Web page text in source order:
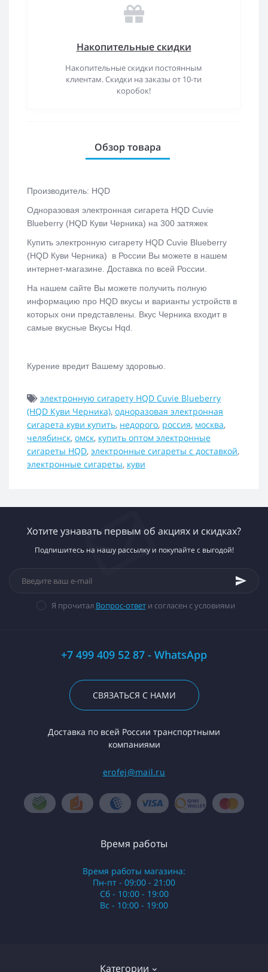
Накопительные скидки
Накопительные скидки постоянным
клиентам. Скидки на заказы от 10-ти
коробок!
Обзор товара
Производитель: HQD
Одноразовая электронная сигарета HQD Cuvie
Blueberry (HQD Куви Черника) на 300 затяжек
Купить электронную сигарету HQD Cuvie Blueberry
(HQD Куви Черника)
в России Вы можете в нашем
интернет-магазине. Доставка по всей России.
На нашем сайте Вы можете получить полную
информацию про HQD вкусы и варианты устройств в
которых они представлены. Вкус Черника входит в
самые вкусные Вкусы Hqd.
Курение вредит Вашему здоровью.
электронную сигарету HQD Cuvie Blueberry
(HQD Куви Черника), одноразовая электронная
сигарета куви купить, недорого, россия, москва,
челябинск, омск, купить оптом электронные
сигареты HQD, электронные сигареты с доставкой,
электронные сигареты, куви
Хотите узнавать первым об акциях и скидках?
Подпишитесь на нашу рассылку и покупайте с выгодой!
Я прочитал Вопрос-ответи согласен с условиями
+7 499 409 52 87 - WhatsApp
СВЯЗАТЬСЯ С НАМИ
Доставка по всей России транспортными
компаниями
erofej@mail.ru
Категории
Время работы
Время работы магазина:
Пн-пт - 09:00 - 21:00
Сб - 10:00 - 19:00
Вс - 10:00 - 19:00